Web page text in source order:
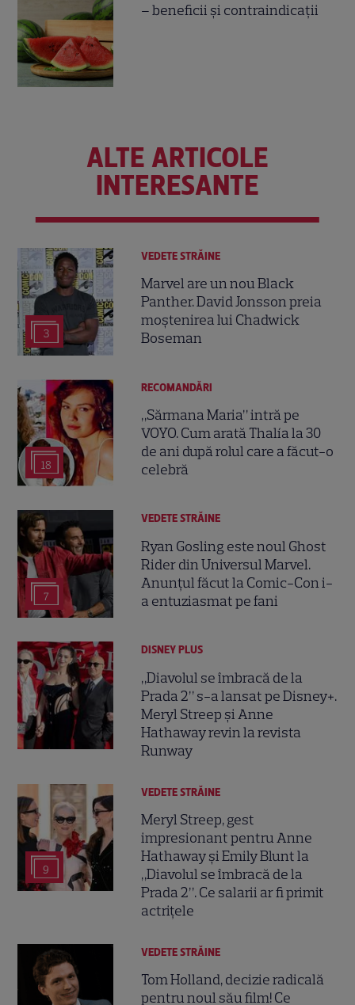
– beneficii și contraindicații
ALTE ARTICOLE
INTERESANTE
3
VEDETE STRĂINE
Marvel are un nou Black
Panther. David Jonsson preia
moștenirea lui Chadwick
Boseman
18
RECOMANDĂRI
„Sărmana Maria” intră pe
VOYO. Cum arată Thalía la 30
de ani după rolul care a făcut-o
celebră
7
VEDETE STRĂINE
Ryan Gosling este noul Ghost
Rider din Universul Marvel.
Anunțul făcut la Comic-Con i-
a entuziasmat pe fani
DISNEY PLUS
„Diavolul se îmbracă de la
Prada 2” s-a lansat pe Disney+.
Meryl Streep și Anne
Hathaway revin la revista
Runway
9
VEDETE STRĂINE
Meryl Streep, gest
impresionant pentru Anne
Hathaway și Emily Blunt la
„Diavolul se îmbracă de la
Prada 2”. Ce salarii ar fi primit
actrițele
VEDETE STRĂINE
Tom Holland, decizie radicală
pentru noul său film! Ce